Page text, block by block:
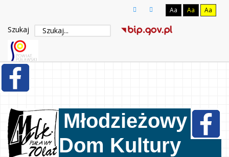
Aa Aa Aa
Szukaj
Młodzieżowy
Dom Kultury